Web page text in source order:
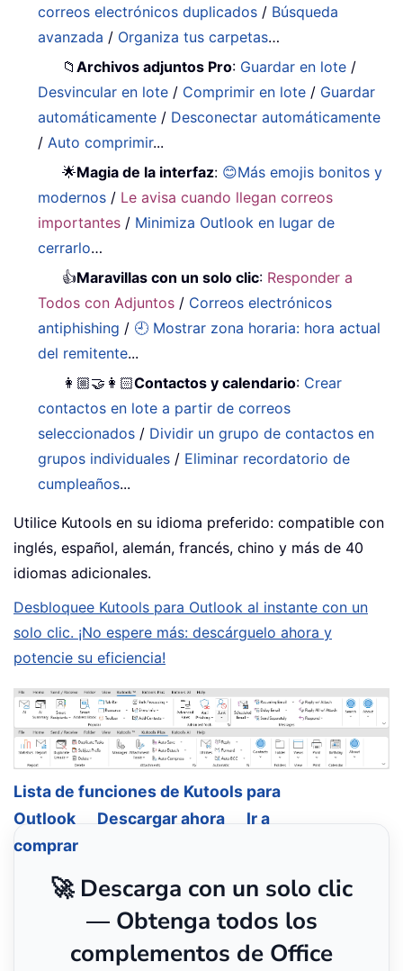
correos electrónicos duplicados / Búsqueda
avanzada / Organiza tus carpetas…
📁Archivos adjuntos Pro: Guardar en lote /
Desvincular en lote / Comprimir en lote / Guardar
automáticamente / Desconectar automáticamente
/ Auto comprimir...
🌟Magia de la interfaz: 😊Más emojis bonitos y
modernos / Le avisa cuando llegan correos
importantes / Minimiza Outlook en lugar de
cerrarlo…
👍Maravillas con un solo clic: Responder a
Todos con Adjuntos / Correos electrónicos
antiphishing / 🕘 Mostrar zona horaria: hora actual
del remitente...
👩🏼‍🤝‍👩🏻Contactos y calendario: Crear
contactos en lote a partir de correos
seleccionados / Dividir un grupo de contactos en
grupos individuales / Eliminar recordatorio de
cumpleaños...
Utilice Kutools en su idioma preferido: compatible con
inglés, español, alemán, francés, chino y más de 40
idiomas adicionales.
Desbloquee Kutools para Outlook al instante con un
solo clic. ¡No espere más: descárguelo ahora y
potencie su eficiencia!
Lista de funciones de Kutools para
Outlook
Descargar ahora
Ir a
comprar
🚀 Descarga con un solo clic
— Obtenga todos los
complementos de Office